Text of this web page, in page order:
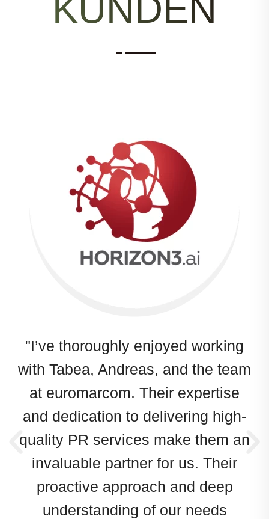
KUNDEN
"I’ve thoroughly enjoyed working
with Tabea, Andreas, and the team
at euromarcom. Their expertise
and dedication to delivering high-
quality PR services make them an
invaluable partner for us. Their
proactive approach and deep
understanding of our needs